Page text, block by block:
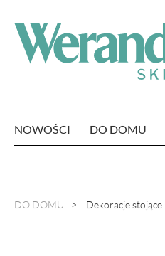
NOWOŚCI DO DOMU
DO DOMU Dekoracje stojące